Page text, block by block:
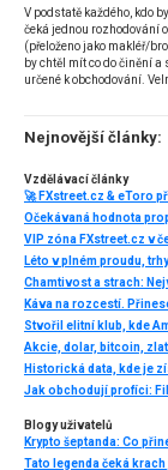
V podstatě každého, kdo
čeká jednou rozhodování
(přeloženo jako makléř/
by chtěl mít co do činění
určené k obchodování.
několik příkladů
Nejnovější články:
Vzdělávací články
Očekávaná hodnota
VIP zóna FXstreet.cz v
Káva na rozcestí.
Akcie, dolar, bitcoin,
Blogy uživatelů
Tato legenda čeká